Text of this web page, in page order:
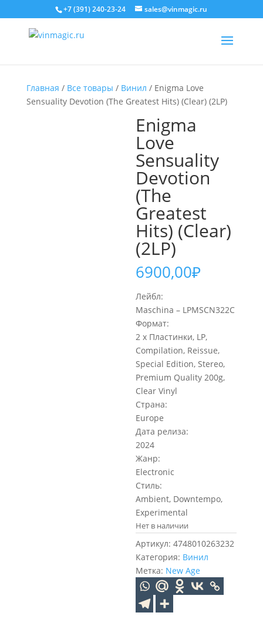
+7 (391) 240-23-24 sales@vinmagic.ru
Главная / Все товары / Винил / Enigma Love
Sensuality Devotion (The Greatest Hits) (Clear) (2LP)
Enigma
Love
Sensuality
Devotion
(The
Greatest
Hits) (Clear)
(2LP)
6900,00₽
Лейбл:
Maschina – LPMSCN322C
Формат:
2 x Пластинки, LP,
Compilation, Reissue,
Special Edition, Stereo,
Premium Quality 200g,
Clear Vinyl
Страна:
Europe
Дата релиза:
2024
Жанр:
Electronic
Стиль:
Ambient, Downtempo,
Experimental
Нет в наличии
Артикул:4748010263232
Категория: Винил
Метка: New Age